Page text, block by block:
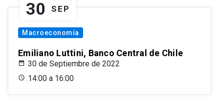
30 SEP
Macroeconomía
Emiliano Luttini, Banco Central de Chile
30 de Septiembre de 2022
14:00 a 16:00